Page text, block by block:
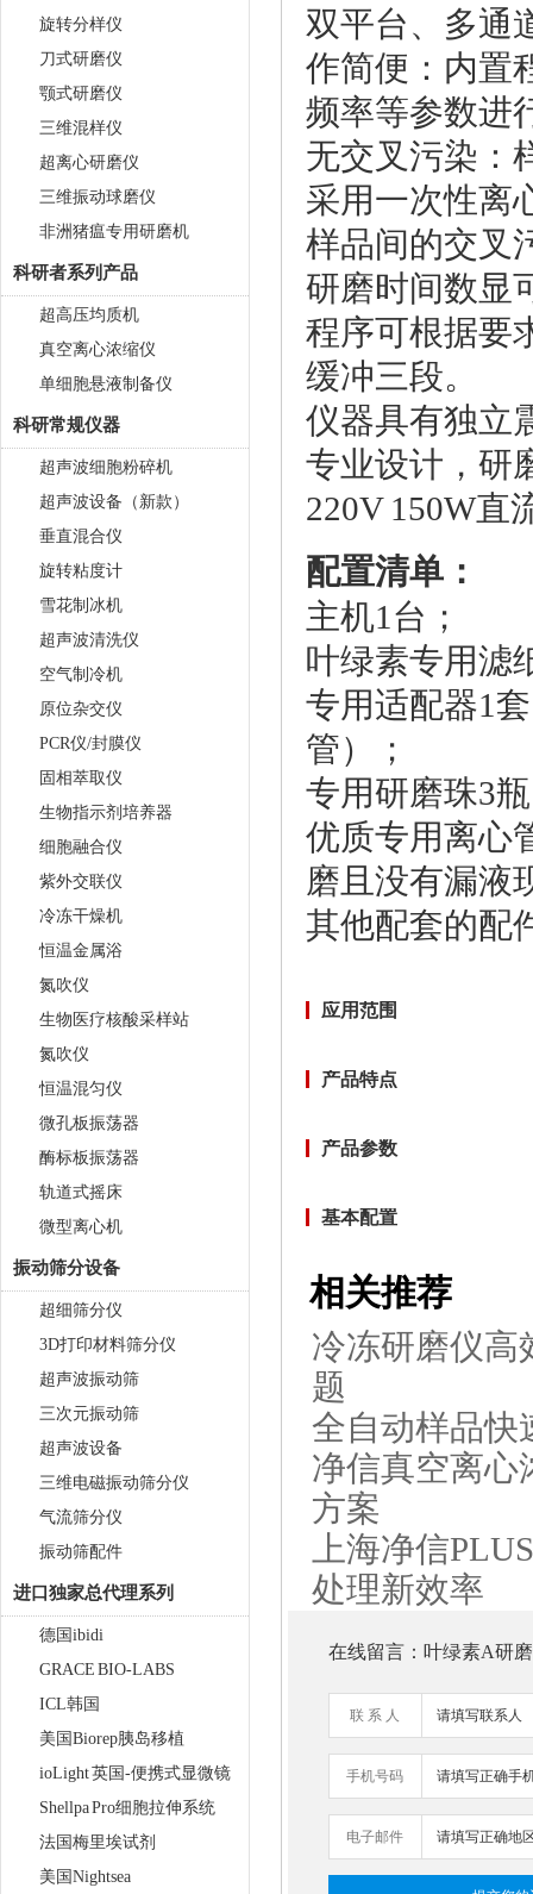
旋转分样仪
刀式研磨仪
颚式研磨仪
三维混样仪
超离心研磨仪
三维振动球磨仪
非洲猪瘟专用研磨机
科研者系列产品
超高压均质机
真空离心浓缩仪
单细胞悬液制备仪
科研常规仪器
超声波细胞粉碎机
超声波设备（新款）
垂直混合仪
旋转粘度计
雪花制冰机
超声波清洗仪
空气制冷机
原位杂交仪
PCR仪/封膜仪
固相萃取仪
生物指示剂培养器
细胞融合仪
紫外交联仪
冷冻干燥机
恒温金属浴
氮吹仪
生物医疗核酸采样站
氮吹仪
恒温混匀仪
微孔板振荡器
酶标板振荡器
轨道式摇床
微型离心机
振动筛分设备
超细筛分仪
3D打印材料筛分仪
超声波振动筛
三次元振动筛
超声波设备
三维电磁振动筛分仪
气流筛分仪
振动筛配件
进口独家总代理系列
德国ibidi
GRACE BIO-LABS
ICL韩国
美国Biorep胰岛移植
ioLight 英国-便携式显微镜
Shellpa Pro细胞拉伸系统
法国梅里埃试剂
美国Nightsea
触屏款真空离心浓缩仪 JX-
双平台、多通
作简便：内置
频率等参数进
无交叉污染：
采用一次性离
样品间的交叉
研磨时间数显
程序可根据要
缓冲三段。
仪器具有独立
专业设计，研
220V 150W直
配置清单：
主机1台；
叶绿素专用滤
专用适配器1
管）；
专用研磨珠3
优质专用离心
磨且没有漏液
其他配套的配
应用范围
产品特点
产品参数
基本配置
相关推荐
冷冻研磨仪高
题
全自动样品快
净信真空离心
方案
上海净信
处理新效率
在线留言：叶绿素A研
联 系 人
手机号码
电子邮件